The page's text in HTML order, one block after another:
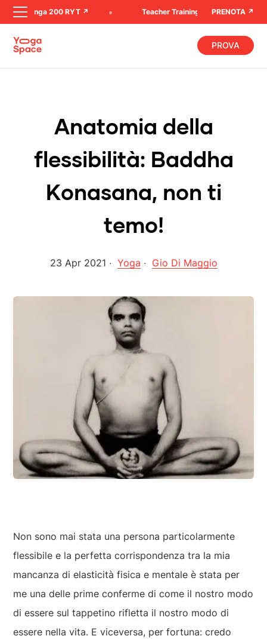
Ashtanga 200 RYT ↗︎ Teacher Training L'arte di assistere ➚
PRENOTA ↗︎
PROVA
Anatomia del a
fl essi bi ità: Badd ha
Konasana, non ti
temo!
23 Apr 2021 Yoga Gio Di Maggio
Non sono mai stata una persona particolarmente
flessibile e la perfetta corrispondenza tra la mia
mancanza di elasticità fisica e mentale è stata per
me una delle prime conferme di come il nostro modo
di essere sul tappetino rifletta il nostro modo di
essere nella vita. E viceversa, per fortuna: credo